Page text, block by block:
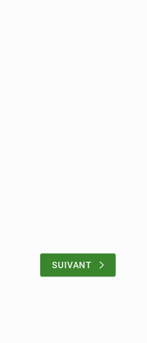
SUIVANT